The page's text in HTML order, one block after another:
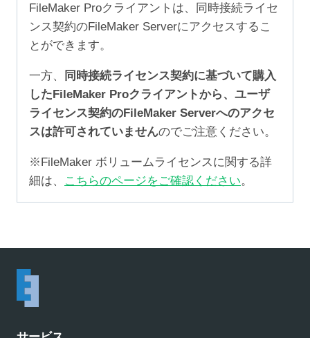
FileMaker Proクライアントは、同時接続ライセ
ンス契約のFileMaker Serverにアクセスするこ
とができます。
一方、
同時接続ライセンス契約に基づいて購入
したFileMaker Proクライアントから、ユーザ
ライセンス契約のFileMaker Serverへのアクセ
スは許可されていませんのでご注意ください。
※FileMaker ボリュームライセンスに関する詳
細は、
こちらのページをご確認ください。